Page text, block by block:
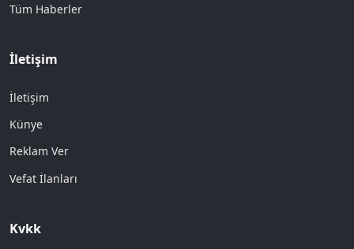
Tüm Haberler
İletişim
İletişim
Künye
Reklam Ver
Vefat İlanları
Kvkk